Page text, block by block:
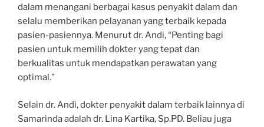
dalam menangani berbagai kasus penyakit dalam dan
selalu memberikan pelayanan yang terbaik kepada
pasien-pasiennya. Menurut dr. Andi, “Penting bagi
pasien untuk memilih dokter yang tepat dan
berkualitas untuk mendapatkan perawatan yang
optimal.”
Selain dr. Andi, dokter penyakit dalam terbaik lainnya di
Samarinda adalah dr. Lina Kartika, Sp.PD. Beliau juga